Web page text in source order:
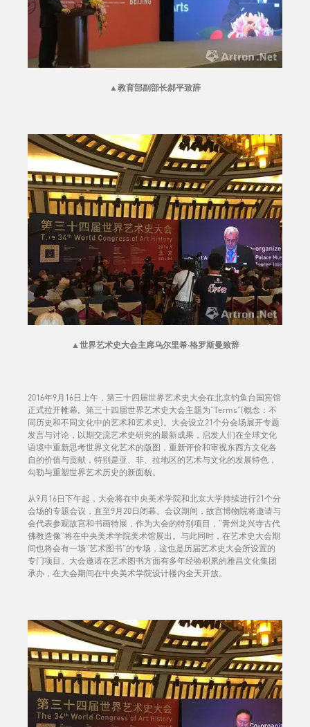
▲教育部副部长郝平致辞
▲世界艺术史大会主席乌尔里希·格罗斯曼致辞
2016年9月16日上午，第三十四届世界艺术史大会在北京钓鱼台国宾馆
正式拉开帷幕。第三十四届世界艺术史大会主题为“Terms”(概念：不
同历史和不同文化中的艺术和艺术史)。大会设立21个分会场展开专题
发言与讨论，以期交流艺术史研究的最新成果，启发人们在全球文化
语境中重新思考世界文化艺术的版图，重新评价和审视东西方文化各
自的价值与贡献，特别是亚、非、拉地区的艺术与文化的发展特色，
勾勒与重塑世界艺术历史的新面貌。
从9月16日下午起，大会将在中央美术学院和北京大学持续进行21个分
会场的专题会议，直至9月20日闭幕。会议期间，故宫博物院将邀请与
会代表参观故宫和书画特展，作为大会的特别项目，“青州龙兴寺古代
佛教造像”将在中央美术学院美术馆展出。与此同时，在艺术史大会期
间也将会有一场“艺术图书”的专场，这也是历届艺术史大会所设置的
专门项目。大会邀请在艺术图书方面有多年经验积累的雅昌文化集团
承办，在大会期间在中央美术学院设计楼内全天开放。